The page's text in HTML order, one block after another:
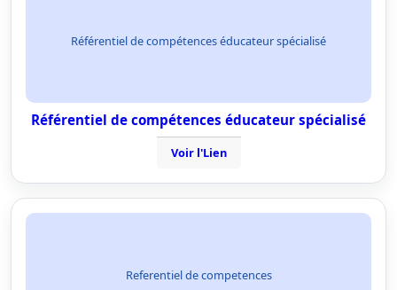
Référentiel de compétences éducateur spécialisé
Référentiel de compétences éducateur spécialisé
Voir l'Lien
Referentiel de competences